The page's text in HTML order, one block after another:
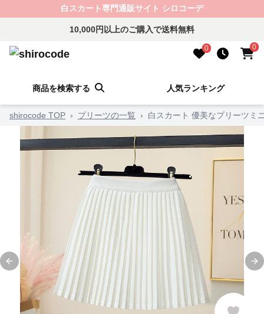
白スカート専門通販サイト シロコーデ
10,000円以上のご購入で送料無料
0 0
商品を検索する 人気ランキング
shirocode TOP › プリーツの一覧 › 白スカート 優美なプリーツミ
Previous slide